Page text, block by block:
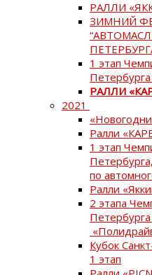
РАЛЛИ
ЗИМНИЙ
1 этап
РАЛЛИ
2021
Ралли
1 этап
по
Ралли
2 этапа
Кубок
1 этап